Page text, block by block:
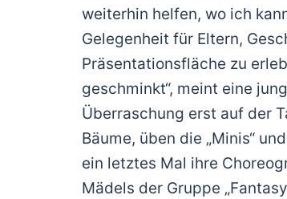
weiterhin helfen, wo ich
Gelegenheit für Eltern,
Präsentationsfläche zu
geschminkt“, meint eine
Überraschung erst auf der
Bäume, üben die „Minis“
ein letztes Mal ihre
Mädels der Gruppe